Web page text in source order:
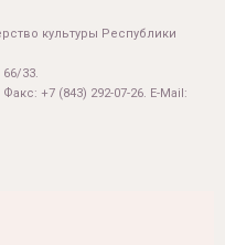
культуры Республики
33.
+7 (843) 292-07-26. E-Mail: